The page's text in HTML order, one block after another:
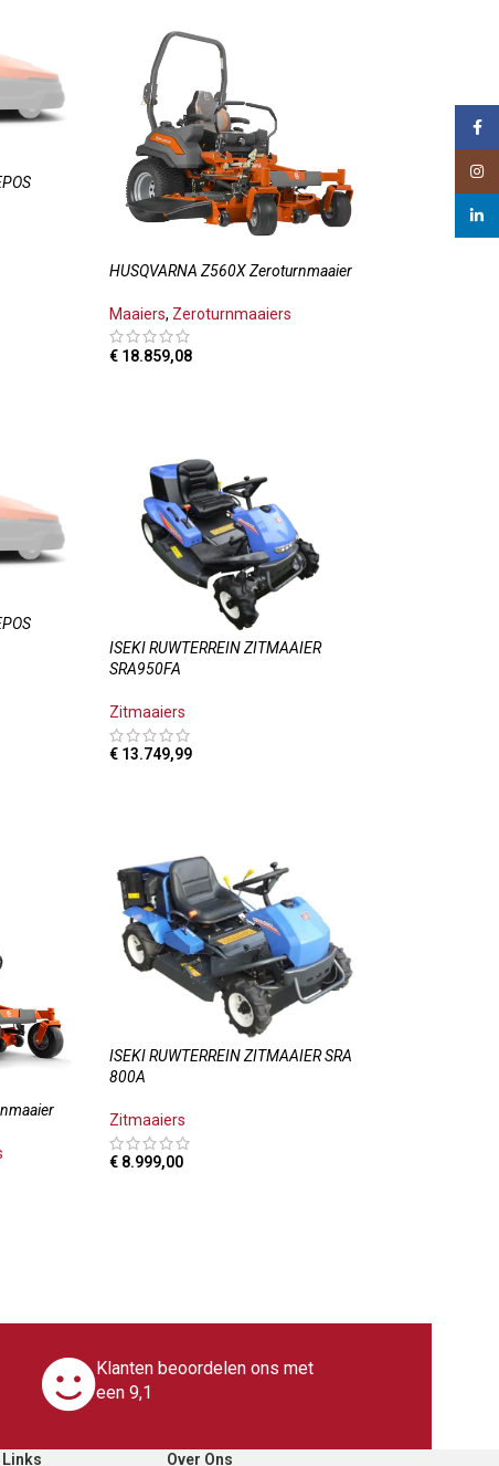
HUSQVARNA Z560X Zeroturnmaaier
Maaiers, Zeroturnmaaiers
€ 18.859,08
ISEKI RUWTERREIN ZITMAAIER
SRA950FA
Zitmaaiers
€ 13.749,99
ISEKI RUWTERREIN ZITMAAIER SRA
800A
Zitmaaiers
€ 8.999,00
Klanten beoordelen ons met
een 9,1
Links Over Ons